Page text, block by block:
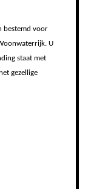
bestemd voor
U
staat met
gezellige